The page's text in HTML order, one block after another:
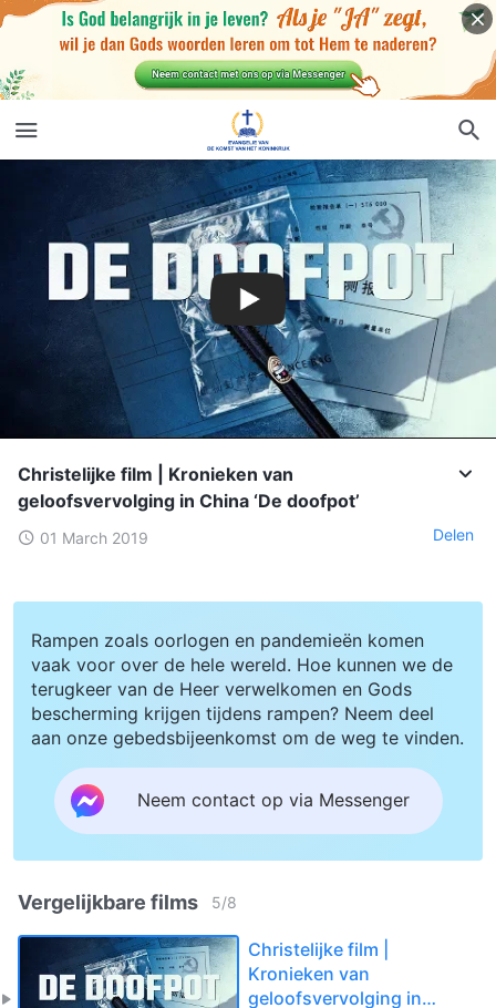
Christelijke film | Kronieken van
geloofsvervolging in China ‘De doofpot’
01 March 2019 Delen
Rampen zoals oorlogen en pandemieën komen
vaak voor over de hele wereld. Hoe kunnen we de
terugkeer van de Heer verwelkomen en Gods
bescherming krijgen tijdens rampen? Neem deel
aan onze gebedsbijeenkomst om de weg te vinden.
Neem contact op via Messenger
Vergelijkbare films 5/8
Christelijke film |
Kronieken van
geloofsvervolging in